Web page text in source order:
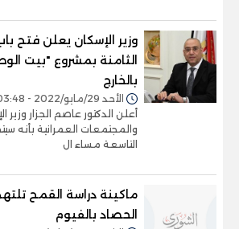
وزير الإسكان يعلن فتح
الثامنة بمشروع "بيت
بالخارج
الأحد 29/مايو/2022 - 03:48 م
أعلن الدكتور عاصم الجزار وزير
والمجتمعات العمرانية بأنه
التاسعة مساء ال
ماكينة دراسة القمح
الحصاد بالفيوم